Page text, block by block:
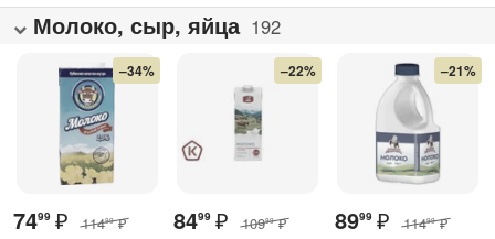
Молоко, сыр, яйца 192
–34%
7499 ₽ 11499 ₽
–22%
8499 ₽ 10999 ₽
–21%
8999 ₽ 11499 ₽